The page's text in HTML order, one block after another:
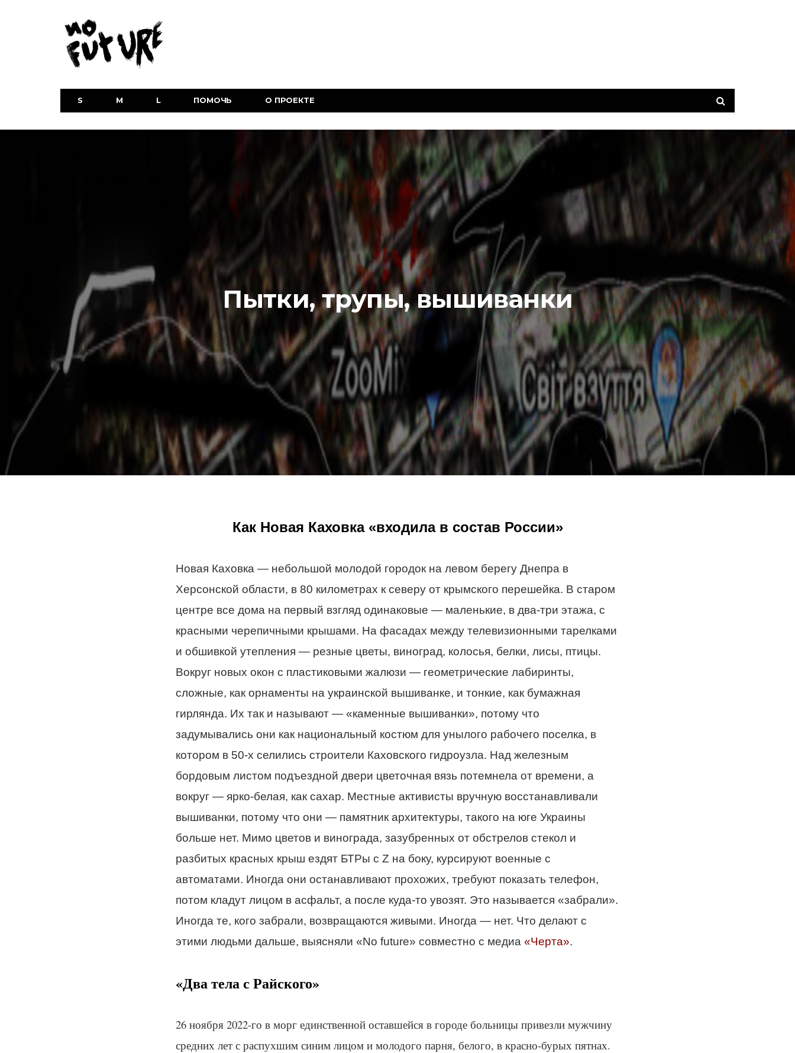
No future
S M L ПОМОЧЬ О ПРОЕКТЕ
Пытки, трупы, вышиванки
Как Новая Каховка «входила в состав России»
Новая Каховка — небольшой молодой городок на левом берегу Днепра в
Херсонской области, в 80 километрах к северу от крымского перешейка. В старом
центре все дома на первый взгляд одинаковые — маленькие, в два-три этажа, с
красными черепичными крышами. На фасадах между телевизионными тарелками
и обшивкой утепления — резные цветы, виноград, колосья, белки, лисы, птицы.
Вокруг новых окон с пластиковыми жалюзи — геометрические лабиринты,
сложные, как орнаменты на украинской вышиванке, и тонкие, как бумажная
гирлянда. Их так и называют — «каменные вышиванки», потому что
задумывались они как национальный костюм для унылого рабочего поселка, в
котором в 50-х селились строители Каховского гидроузла. Над железным
бордовым листом подъездной двери цветочная вязь потемнела от времени, а
вокруг — ярко-белая, как сахар. Местные активисты вручную восстанавливали
вышиванки, потому что они — памятник архитектуры, такого на юге Украины
больше нет. Мимо цветов и винограда, зазубренных от обстрелов стекол и
разбитых красных крыш ездят БТРы с Z на боку, курсируют военные с
автоматами. Иногда они останавливают прохожих, требуют показать телефон,
потом кладут лицом в асфальт, а после куда-то увозят. Это называется «забрали».
Иногда те, кого забрали, возвращаются живыми. Иногда — нет. Что делают с
этими людьми дальше, выясняли «No future» совместно с медиа «Черта».
«Два тела с Райского»
26 ноября 2022-го в морг единственной оставшейся в городе больницы привезли мужчину
средних лет с распухшим синим лицом и молодого парня, белого, в красно-бурых пятнах.